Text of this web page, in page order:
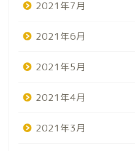
2021年7月
2021年6月
2021年5月
2021年4月
2021年3月